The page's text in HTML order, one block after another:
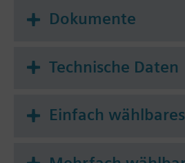
Dokumente
Technische Daten
Einfach